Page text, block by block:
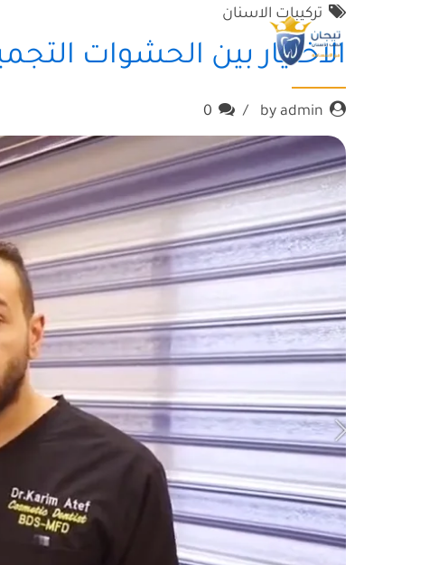
تركيبات الاسنان
الاختيار بين الحشوات
by admin
0